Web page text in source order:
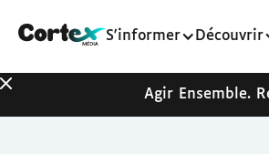
S'informer Découvrir
Agir Ensemble.